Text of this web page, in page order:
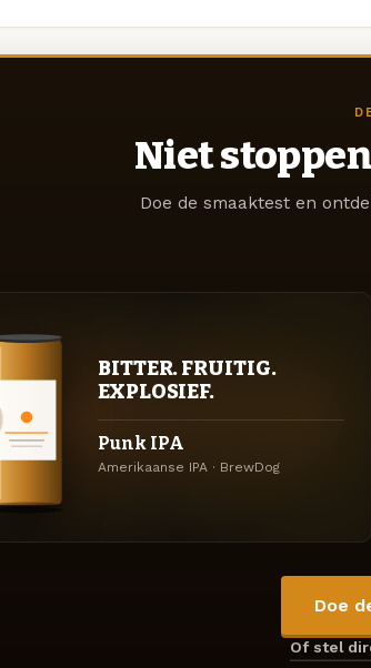
Niet
Doe de smaaktest en
BITTER. FRUITIG.
EXPLOSIEF.
Punk IPA
Amerikaanse IPA · BrewDog
Doe
Of stel